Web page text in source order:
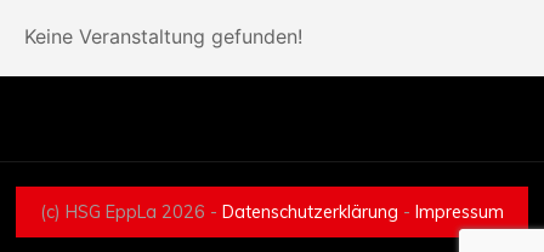
Keine Veranstaltung gefunden!
(c) HSG EppLa 2026 - Datenschutzerklärung - Impressum